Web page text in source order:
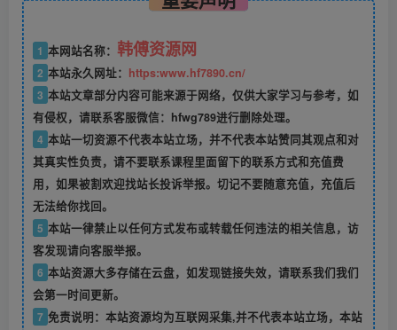
1 本网站名称： 韩傅资源网
2 本站永久网址： https:www.hf7890.cn/
3 本站文章部分内容可能来源于网络，仅供大家学习与参考，如
有侵权，请联系客服微信：hfwg789进行删除处理。
4 本站一切资源不代表本站立场，并不代表本站赞同其观点和对
其真实性负责，请不要联系课程里面留下的联系方式和充值费
用，如果被割欢迎找站长投诉举报。切记不要随意充值，充值后
无法给你找回。
5 本站一律禁止以任何方式发布或转载任何违法的相关信息，访
客发现请向客服举报。
6 本站资源大多存储在云盘，如发现链接失效，请联系我们我们
会第一时间更新。
7 免责说明：本站资源均为互联网采集,并不代表本站立场，本站